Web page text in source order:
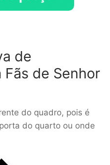
de
de Senhor
do quadro, pois é
do quarto ou onde